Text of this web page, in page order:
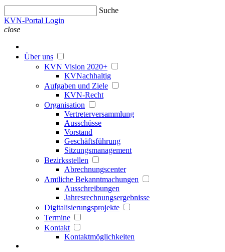
Suche
KVN-Portal Login
close
Über uns
KVN Vision 2020+
KVNachhaltig
Aufgaben und Ziele
KVN-Recht
Organisation
Vertreterversammlung
Ausschüsse
Vorstand
Geschäftsführung
Sitzungsmanagement
Bezirksstellen
Abrechnungscenter
Amtliche Bekanntmachungen
Ausschreibungen
Jahresrechnungsergebnisse
Digitalisierungsprojekte
Termine
Kontakt
Kontaktmöglichkeiten